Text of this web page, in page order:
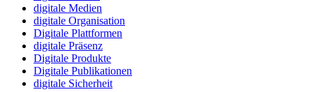
digitale Medien
digitale Organisation
Digitale Plattformen
digitale Präsenz
Digitale Produkte
Digitale Publikationen
digitale Sicherheit